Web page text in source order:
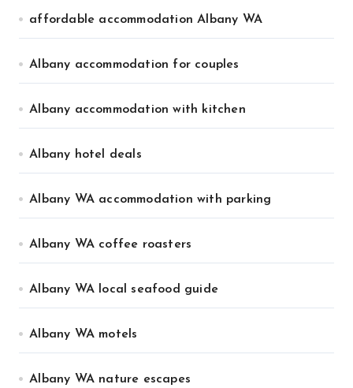
affordable accommodation Albany WA
Albany accommodation for couples
Albany accommodation with kitchen
Albany hotel deals
Albany WA accommodation with parking
Albany WA coffee roasters
Albany WA local seafood guide
Albany WA motels
Albany WA nature escapes